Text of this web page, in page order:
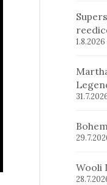
1.8.2026
Wooli